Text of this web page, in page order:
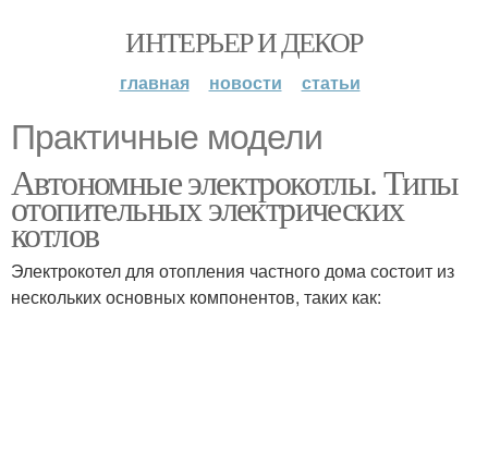
ИНТЕРЬЕР И ДЕКОР
главная новости статьи
Практичные модели
Автономные электрокотлы. Типы
отопительных электрических
котлов
Электрокотел для отопления частного дома состоит из
нескольких основных компонентов, таких как: